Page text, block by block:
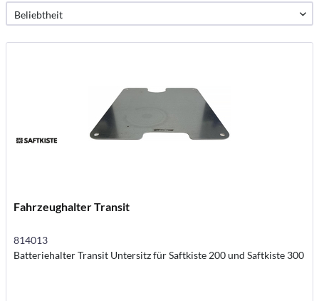
Fahrzeughalter Transit
814013
Batteriehalter Transit Untersitz für Saftkiste 200 und Saftkiste 300